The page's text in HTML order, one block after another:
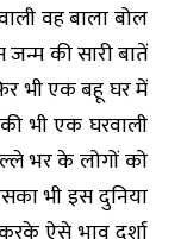
वह बाला बोल
जन्म की सारी बातें
भी एक बहू घर में
भी एक घरवाली
भर के लोगों को
भी इस दुनिया